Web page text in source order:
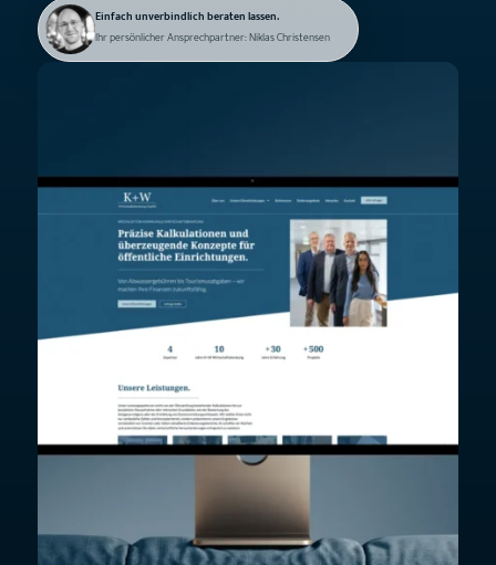
Einfach unverbindlich beraten lassen.
Ihr persönlicher Ansprechpartner: Niklas Christensen